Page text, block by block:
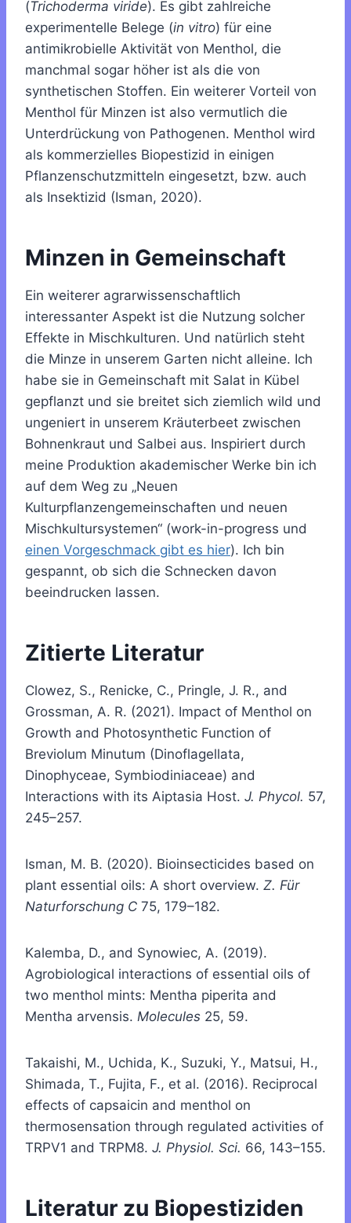
(Trichoderma viride). Es gibt zahlreiche
experimentelle Belege (in vitro) für eine
antimikrobielle Aktivität von Menthol, die
manchmal sogar höher ist als die von
synthetischen Stoffen. Ein weiterer Vorteil von
Menthol für Minzen ist also vermutlich die
Unterdrückung von Pathogenen. Menthol wird
als kommerzielles Biopestizid in einigen
Pflanzenschutzmitteln eingesetzt, bzw. auch
als Insektizid (Isman, 2020).
Minzen in Gemeinschaft
Ein weiterer agrarwissenschaftlich
interessanter Aspekt ist die Nutzung solcher
Effekte in Mischkulturen. Und natürlich steht
die Minze in unserem Garten nicht alleine. Ich
habe sie in Gemeinschaft mit Salat in Kübel
gepflanzt und sie breitet sich ziemlich wild und
ungeniert in unserem Kräuterbeet zwischen
Bohnenkraut und Salbei aus. Inspiriert durch
meine Produktion akademischer Werke bin ich
auf dem Weg zu „Neuen
Kulturpflanzengemeinschaften und neuen
Mischkultursystemen“ (work-in-progress und
einen Vorgeschmack gibt es hier). Ich bin
gespannt, ob sich die Schnecken davon
beeindrucken lassen.
Zitierte Literatur
Clowez, S., Renicke, C., Pringle, J. R., and
Grossman, A. R. (2021). Impact of Menthol on
Growth and Photosynthetic Function of
Breviolum Minutum (Dinoflagellata,
Dinophyceae, Symbiodiniaceae) and
Interactions with its Aiptasia Host. J. Phycol. 57,
245–257.
Isman, M. B. (2020). Bioinsecticides based on
plant essential oils: A short overview. Z. Für
Naturforschung C 75, 179–182.
Kalemba, D., and Synowiec, A. (2019).
Agrobiological interactions of essential oils of
two menthol mints: Mentha piperita and
Mentha arvensis. Molecules 25, 59.
Takaishi, M., Uchida, K., Suzuki, Y., Matsui, H.,
Shimada, T., Fujita, F., et al. (2016). Reciprocal
effects of capsaicin and menthol on
thermosensation through regulated activities of
TRPV1 and TRPM8. J. Physiol. Sci. 66, 143–155.
Literatur zu Biopestiziden